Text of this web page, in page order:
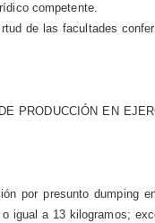
competente.
de las facultades
PRODUCCIÓN EN
por presunto dumping
igual a 13 kilogramos;